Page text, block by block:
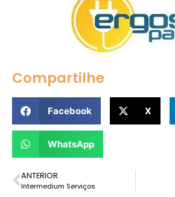
Compartilhe
Facebook X
WhatsApp
ANTERIOR
Intermedium Serviços